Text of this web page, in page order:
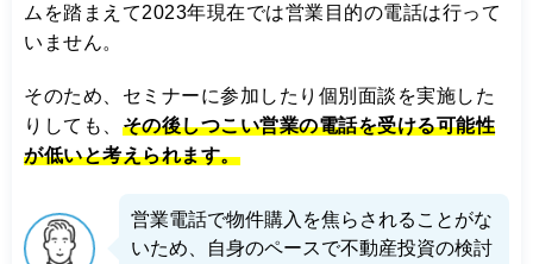
ムを踏まえて2023年現在では営業目的の電話は行って
いません。
そのため、セミナーに参加したり個別面談を実施した
りしても、 その後しつこい営業の電話を受ける可能性
が低いと考えられます。
営業電話で物件購入を焦らされることがな
いため、自身のペースで不動産投資の検討